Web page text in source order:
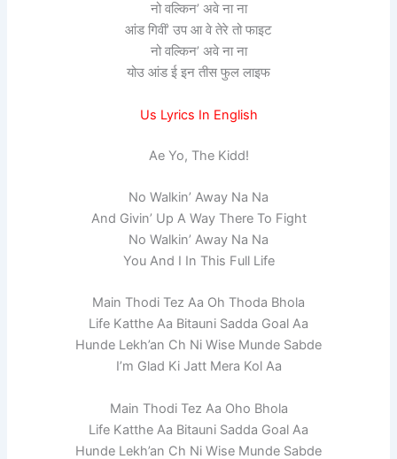
नो वल्किन’ अवे ना ना
आंड गिवीं’ उप आ वे तेरे तो फाइट
नो वल्किन’ अवे ना ना
योउ आंड ई इन तीस फुल लाइफ
Us Lyrics In English
Ae Yo, The Kidd!
No Walkin’ Away Na Na
And Givin’ Up A Way There To Fight
No Walkin’ Away Na Na
You And I In This Full Life
Main Thodi Tez Aa Oh Thoda Bhola
Life Katthe Aa Bitauni Sadda Goal Aa
Hunde Lekh’an Ch Ni Wise Munde Sabde
I’m Glad Ki Jatt Mera Kol Aa
Main Thodi Tez Aa Oho Bhola
Life Katthe Aa Bitauni Sadda Goal Aa
Hunde Lekh’an Ch Ni Wise Munde Sabde